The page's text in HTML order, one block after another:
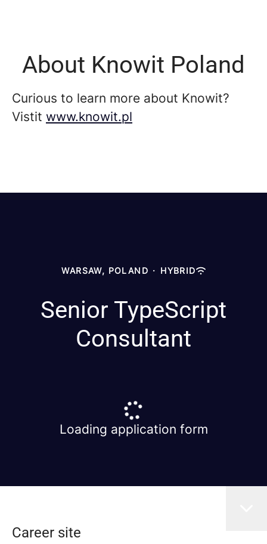
About Knowit Poland
Curious to learn more about Knowit?
Vistit www.knowit.pl
WARSAW, POLAND · HYBRID
Senior TypeScript
Consultant
Loading application form
Career site